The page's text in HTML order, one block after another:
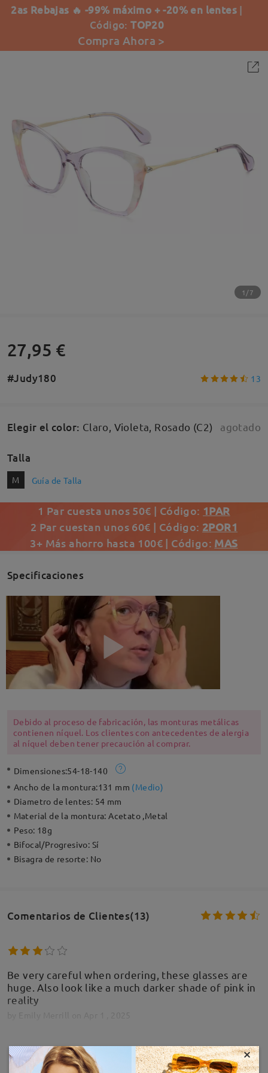
2as Rebajas 🔥 -99% máximo + -20% en lentes |
Código:TOP20
Compra Ahora >
1/7
27,95 €
#Judy180 13
Elegir el color: Claro, Violeta, Rosado (C2) agotado
Talla
M Guía de Talla
1 Par cuesta unos 50€ | Código: 1PAR
2 Par cuestan unos 60€ | Código: 2POR1
3+ Más ahorro hasta 100€ | Código: MAS
Specificaciones
Debido al proceso de fabricación, las monturas metálicas
contienen níquel. Los clientes con antecedentes de alergia
al níquel deben tener precaución al comprar.
Dimensiones:54-18-140
Ancho de la montura:131 mm (Medio)
Diametro de lentes: 54 mm
Material de la montura:Acetato ,Metal
Peso: 18g
Bifocal/Progresivo: Sí
Bisagra de resorte: No
Comentarios de Clientes(13)
Be very careful when ordering, these glasses are
huge. Also look like a much darker shade of pink in
reality
Firmoo's reply Apr 2 , 2025MOSTRAR MÁS ×